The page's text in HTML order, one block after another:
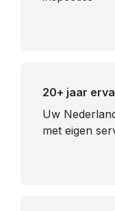
20+ jaar
Uw
met eigen